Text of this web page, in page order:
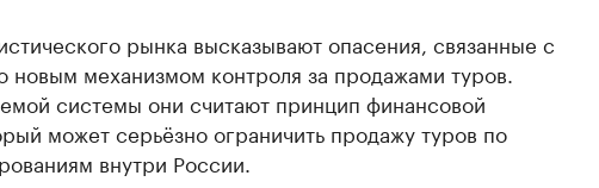
рынка высказывают опасения, связанные с
новым механизмом контроля за продажами туров.
системы они считают принцип финансовой
может серьёзно ограничить продажу туров по
внутри России.